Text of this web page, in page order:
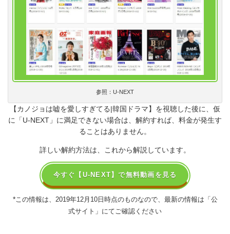
参照：U-NEXT
【カノジョは嘘を愛しすぎてる 韓国ドラマ】を視聴した後に、仮
に「 U-NEXT 」に満足できない場合は、解約すれば、料金が発生す
ることはありません。
詳しい解約方法は、これから解説しています。
今すぐ【U-NEXT】で無料動画を見る
*この情報は、2019年12月10日時点のものなので、最新の情報は「公
式サイト」にてご確認ください